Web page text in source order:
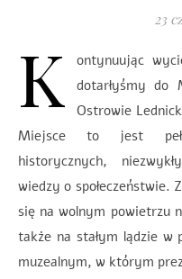
23
K
ontynuując
dotarłyśmy do
Ostrowie
Miejsce to jest
historycznych,
wiedzy o społeczeństwie.
się na wolnym powietrzu
także na stałym lądzie w
muzealnym, w którym